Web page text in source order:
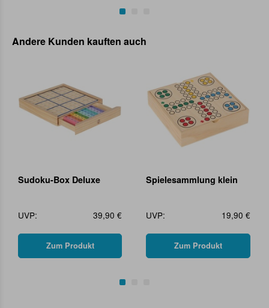
Andere Kunden kauften auch
Sudoku-Box Deluxe
UVP: 39,90 €
Zum Produkt
Spielesammlung klein
UVP: 19,90 €
Zum Produkt